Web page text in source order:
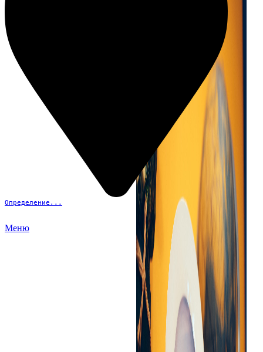
Определение...
Меню